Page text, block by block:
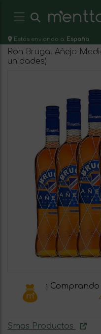
Estás enviando a: España
Ron Brugal Añejo
unidades)
¡
Smas Productos